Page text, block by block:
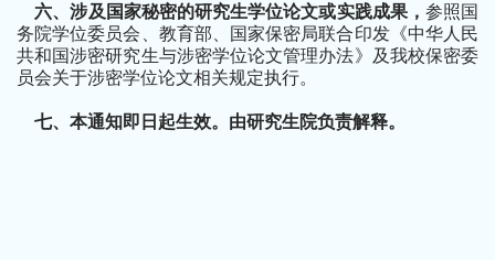
六、涉及国家秘密的研究生学位论文或实践成果， 参照国
务院学位委员会、教育部、国家保密局联合印发《中华人民
共和国涉密研究生与涉密学位论文管理办法》及我校保密委
员会关于涉密学位论文相关规定执行。
七、本通知即日起生效。由研究生院负责解释。